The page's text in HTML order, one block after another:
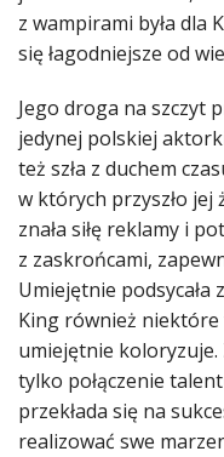
z wampirami była dla
się łagodniejsze od
Jego droga na szczyt
jedynej polskiej
też szła z duchem
w których przyszło jej
znała siłę reklamy i
z zaskrońcami,
Umiejętnie
King również niektóre
umiejętnie
tylko połączenie
przekłada się na
realizować swe